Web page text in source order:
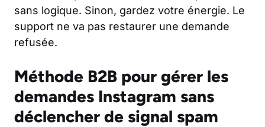
sans logique. Sinon, gardez votre énergie. Le
support ne va pas restaurer une demande
refusée.
Méthode B2B pour gérer les
demandes Instagram sans
déclencher de signal spam